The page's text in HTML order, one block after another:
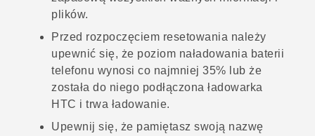
plików.
Przed rozpoczęciem resetowania należy
upewnić się, że poziom naładowania baterii
telefonu wynosi co najmniej 35% lub że
została do niego podłączona ładowarka
HTC i trwa ładowanie.
Upewnij się, że pamiętasz swoją nazwę